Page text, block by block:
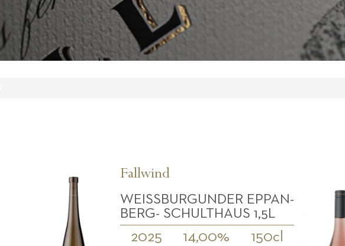
Fallwind
WEISSBURGUNDER EPPAN-B
ERG- SCHULTHAUS 1,5L
2025 14,00% 150cl